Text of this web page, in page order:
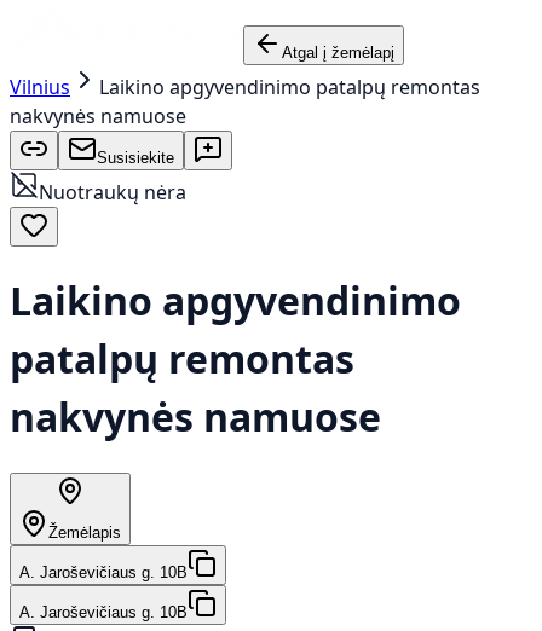
Atgal į žemėlapį
Vilnius
Laikino apgyvendinimo patalpų remontas
nakvynės namuose
Susisiekite
Nuotraukų nėra
Laikino apgyvendinimo
patalpų remontas
nakvynės namuose
Žemėlapis
A. Jaroševičiaus g. 10B
A. Jaroševičiaus g. 10B